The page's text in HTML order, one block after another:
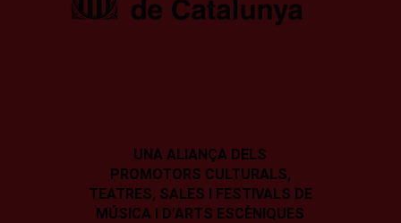
UNA ALIANÇA DELS
PROMOTORS CULTURALS,
TEATRES, SALES I FESTIVALS DE
MÚSICA I D’ARTS ESCÈNIQUES